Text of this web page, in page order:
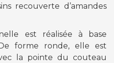
recouverte d’amandes
est réalisée à base
forme ronde, elle est
la pointe du couteau